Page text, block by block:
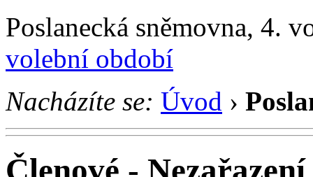
Poslanecká sněmovna, 4.
volební období
Nacházíte se: Úvod ›